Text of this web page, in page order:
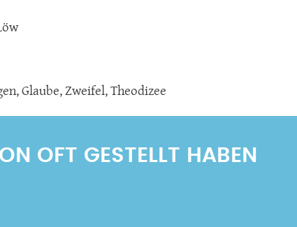
,Glaube, Zweifel, Theodizee
OFT GESTELLT HABEN